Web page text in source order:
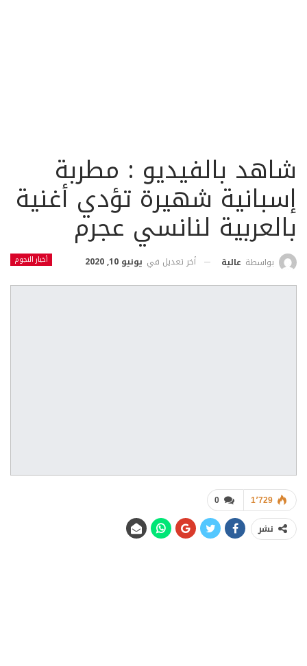
شاهد بالفيديو : مطربة
إسبانية شهيرة تؤدي أغنية
بالعربية لنانسي عجرم
أخبار النجوم بواسطة عالية أخر تعديل في يونيو 10, 2020
0 1٬729
نشر